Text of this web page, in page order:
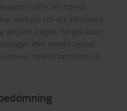
i syfte att förmå
skickats för att informera
alltjämt pågick. Sergel anser
eller annars agerat
brevet med information till